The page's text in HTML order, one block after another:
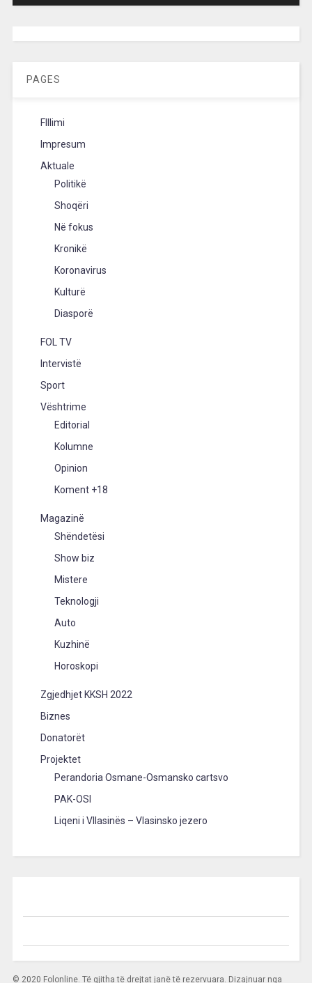
PAGES
FIllimi
Impresum
Aktuale
Politikë
Shoqëri
Në fokus
Kronikë
Koronavirus
Kulturë
Diasporë
FOL TV
Intervistë
Sport
Vështrime
Editorial
Kolumne
Opinion
Koment +18
Magazinë
Shëndetësi
Show biz
Mistere
Teknologji
Auto
Kuzhinë
Horoskopi
Zgjedhjet KKSH 2022
Biznes
Donatorët
Projektet
Perandoria Osmane-Osmansko cartsvo
PAK-OSI
Liqeni i Vllasinës – Vlasinsko jezero
© 2020 Folonline. Të gjitha të drejtat janë të rezervuara. Dizajnuar nga